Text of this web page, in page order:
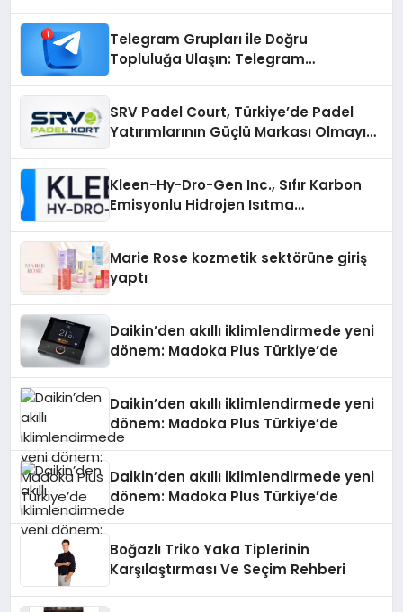
Telegram Grupları ile Doğru
Topluluğa Ulaşın: Telegram
SRV Padel Court, Türkiye’de Padel
Yatırımlarının Güçlü Markası Olmayı
Kleen-Hy-Dro-Gen Inc., Sıfır Karbon
Emisyonlu Hidrojen Isıtma
Marie Rose kozmetik sektörüne giriş
yaptı
Daikin’den akıllı iklimlendirmede yeni
dönem: Madoka Plus Türkiye’de
Daikin’den akıllı iklimlendirmede yeni
dönem: Madoka Plus Türkiye’de
Daikin’den akıllı iklimlendirmede yeni
dönem: Madoka Plus Türkiye’de
Boğazlı Triko Yaka Tiplerinin
Karşılaştırması Ve Seçim Rehberi